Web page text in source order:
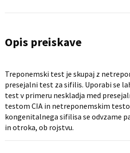
Opis preiskave
Treponemski test je skupaj z
presejalni test za sifilis. Uporabi se
test v primeru neskladja med
testom CIA in netreponemskim
kongenitalnega sifilisa se odvzame
in otroka, ob rojstvu.